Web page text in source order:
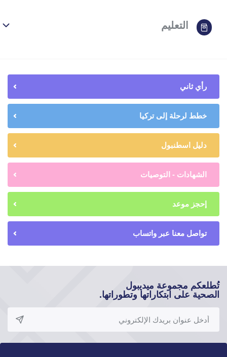
التعليم
رأي ثاني
خطط لرحلة إلى تركيا
دليل اسطنبول
الشهادات - التوصيات
إحجز موعد
تواصل معنا عبر واتساب
تُطلعكم مجموعة ميديبول
الصحية على ابتكاراتها وتطوراتها.